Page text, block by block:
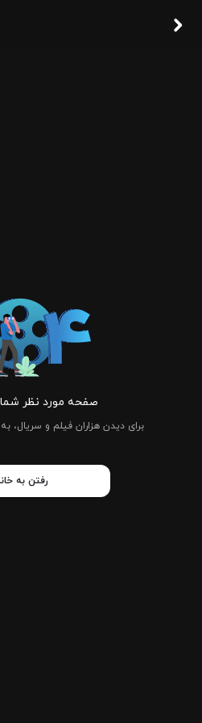
صفحه مورد نظر
برای دیدن هزاران فیلم و سریال،
رفتن به